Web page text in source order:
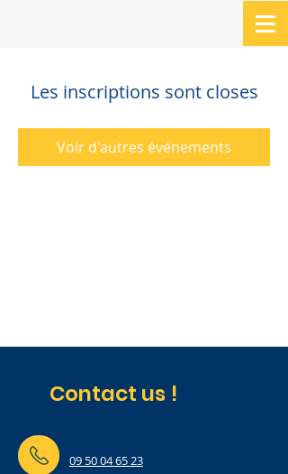
Les inscriptions sont closes
Voir d'autres événements
Contact us !
09 50 04 65 23